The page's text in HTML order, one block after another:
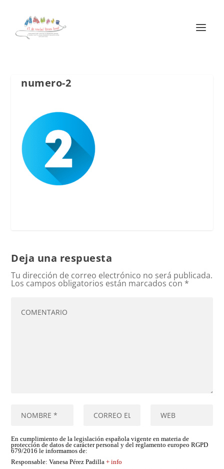
numero-2
Deja una respuesta
Tu dirección de correo electrónico no será publicada.
Los campos obligatorios están marcados con *
En cumplimiento de la legislación española vigente en materia de
protección de datos de carácter personal y del reglamento europeo RGPD
679/2016 le informamos de:
Responsable: Vanesa Pérez Padilla+ info